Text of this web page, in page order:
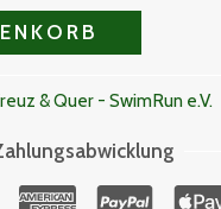
& Quer - SwimRun e.V.